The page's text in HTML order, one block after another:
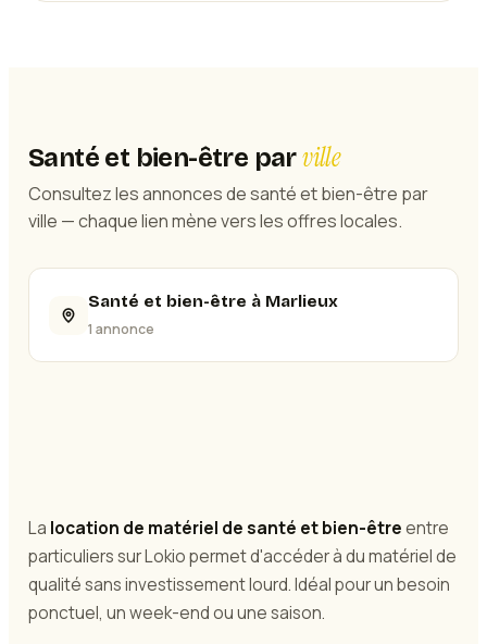
Santé et bien-être parville
Consultez les annonces de santé et bien-être par
ville — chaque lien mène vers les offres locales.
Santé et bien-être à Marlieux
1 annonce
La location de matériel de santé et bien-êtreentre
particuliers sur Lokio permet d'accéder à du matériel de
qualité sans investissement lourd. Idéal pour un besoin
ponctuel, un week-end ou une saison.